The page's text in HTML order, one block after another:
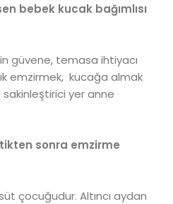
bebek kucak bağımlısı
güvene, temasa ihtiyacı
emzirmek, kucağa almak
yer anne
sonra emzirme
çocuğudur. Altıncı aydan